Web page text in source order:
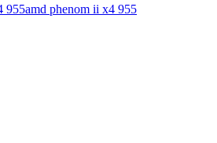
955amd phenom ii x4 955